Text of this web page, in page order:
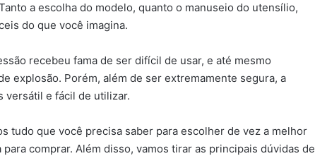
a escolha do modelo, quanto o manuseio do utensílio,
do que você imagina.
recebeu fama de ser difícil de usar, e até mesmo
explosão. Porém, além de ser extremamente segura, a
versátil e fácil de utilizar.
tudo que você precisa saber para escolher de vez a melhor
comprar. Além disso, vamos tirar as principais dúvidas de